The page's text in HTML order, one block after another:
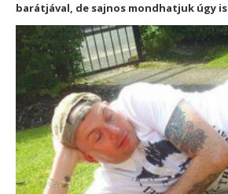
barátjával, de sajnos mondhatjuk úgy